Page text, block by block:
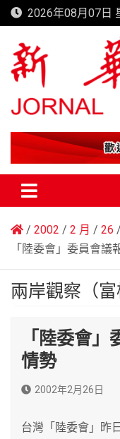
Skip
to
content
2026年08月07日
新華澳報
2002 2 月
26
「陸委會」委員會議
兩岸觀察（富
「陸委會
情勢
2002年2月26日
台灣「陸委會」昨